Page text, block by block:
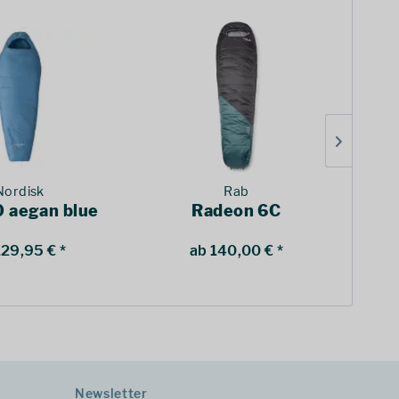
aegan blue
€ *
Rab
Radeon 6C
ab 140,00 € *
Newsletter